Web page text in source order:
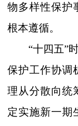
物多样性保护
根本遵循。
“十四五”
保护工作协调
理从分散向统
定实施新一期